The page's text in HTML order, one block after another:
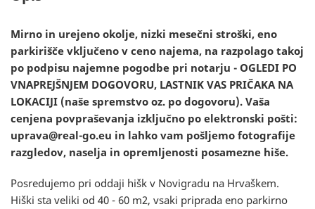
Mirno in urejeno okolje, nizki mesečni stroški, eno
parkirišče vključeno v ceno najema, na razpolago takoj
po podpisu najemne pogodbe pri notarju - OGLEDI PO
VNAPREJŠNJEM DOGOVORU, LASTNIK VAS PRIČAKA NA
LOKACIJI (naše spremstvo oz. po dogovoru). Vaša
cenjena povpraševanja izključno po elektronski pošti:
uprava@real-go.eu in lahko vam pošljemo fotografije
razgledov, naselja in opremljenosti posamezne hiše.
Posredujemo pri oddaji hišk v Novigradu na Hrvaškem.
Hiški sta veliki od 40 - 60 m2, vsaki priprada eno parkirno